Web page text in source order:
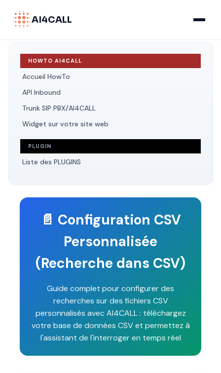
AI4CALL
HOWTO AI4CALL
Accueil HowTo
API Inbound
Trunk SIP PBX/AI4CALL
Widget sur votre site web
PLUGIN
Liste des PLUGINS
📄 Configuration CSV
Personnalisée
(Recherche dans CSV)
Guide complet pour configurer des
recherches sur des fichiers CSV
personnalisés avec AI4CALL : téléchargez
votre base de données CSV et permettez à
l'assistant de l'interroger en temps réel